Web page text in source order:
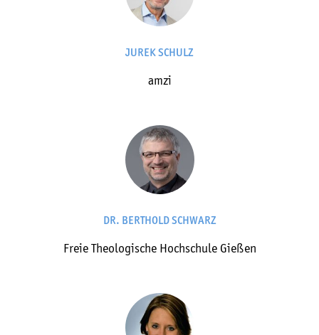
JUREK SCHULZ
amzi
DR. BERTHOLD SCHWARZ
Freie Theologische Hochschule Gießen